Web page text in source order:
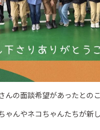
んの面談希望があったとのこ
ゃんやネコちゃんたちが新